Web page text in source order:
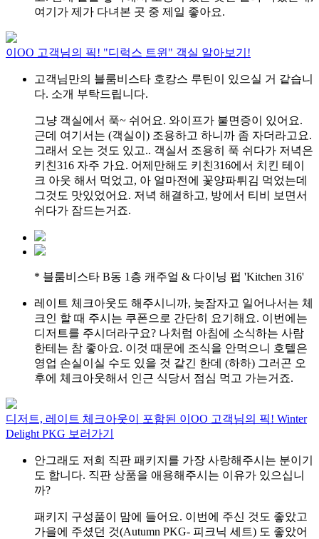
여기가 제가 다녀본 곳 중 제일 좋아요.
이OO 고객님의 픽! "디럭스 트윈" 객실 알아보기!
고객님만의 블룸비스타 호캉스 루틴이 있으실 거 같습니
다. 소개 부탁드립니다.
그냥 객실에서 푹~ 쉬어요. 와이프가 불면증이 있어요.
근데 여기서는 (객실이) 조용하고 하니까 좀 자더라고요.
그래서 오는 것도 있고.. 객실서 조용히 푹 쉬다가 저녁은
키친316 자주 가요. 어제만해도 키친316에서 치킨 테이
크 아웃 해서 먹었고, 아 얼마전에 꽃양파튀김 먹었는데
그것도 맛있었어요. 저녁 해결하고, 방에서 티비 보면서
쉬다가 잠드는거죠.
* 블룸비스타 B동 1층 캐주얼 & 다이닝 펍 'Kitchen 316'
레이트 체크아웃도 해주시니까, 늦잠자고 일어나서는 체
크인 할 때 주시는 쿠폰으로 간단히 요기해요. 이번에는
디저트를 주시더라구요? 나처럼 아침에 소식하는 사람
한테는 참 좋아요. 이것 때문에 조식을 안먹으니 호텔은
영업 손실이실 수도 있을 것 같긴 한데 (하하) 그러곤 오
후에 체크아웃해서 인근 식당서 점심 먹고 가는거죠.
디저트, 레이트 체크아웃이 포함된 이OO 고객님의 픽! Winter
Delight PKG 보러가기
안그래도 저희 직판 패키지를 가장 사랑해주시는 분이기
도 합니다. 직판 상품을 애용해주시는 이유가 있으십니
까?
패키지 구성품이 맘에 들어요. 이번에 주신 것도 좋았고
가을에 주셨던 것(Autumn PKG- 피크닉 세트) 도 좋았어